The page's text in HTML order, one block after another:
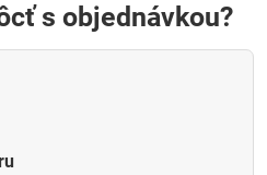
s objednávkou?